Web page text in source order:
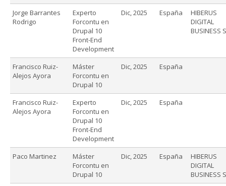
Jorge Barrantes
Rodrigo
Experto
Forcontu en
Drupal 10
Front-End
Development
Dic, 2025 España
HIBERUS
DIGITAL
BUSINESS
Francisco Ruiz-
Alejos Ayora
Máster
Forcontu en
Drupal 10
Dic, 2025 España
Francisco Ruiz-
Alejos Ayora
Experto
Forcontu en
Drupal 10
Front-End
Development
Dic, 2025 España
Paco Martinez
Máster
Forcontu en
Drupal 10
Dic, 2025 España
HIBERUS
DIGITAL
BUSINESS